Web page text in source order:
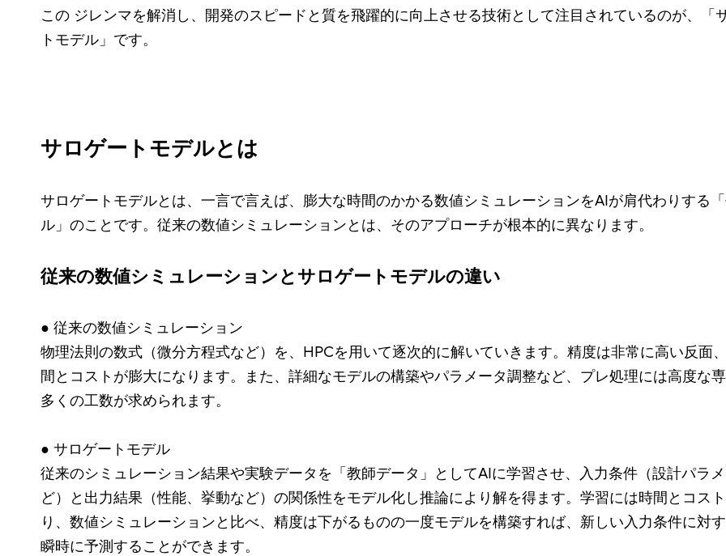
この ジレンマを解消し、開発のスピードと質を飛躍的に向上させる技術として注目されているのが、「
トモデル」です。
サロゲートモデルとは
サロゲートモデルとは、一言で言えば、膨大な時間のかかる数値シミュレーションをAIが肩代わりする
ル」のことです。従来の数値シミュレーションとは、そのアプローチが根本的に異なります。
従来の数値シミュレーションとサロゲートモデルの違い
● 従来の数値シミュレーション
物理法則の数式（微分方程式など）を、HPCを用いて逐次的に解いていきます。精度は非常に高い反面
間とコストが膨大になります。また、詳細なモデルの構築やパラメータ調整など、プレ処理には高度な
多くの工数が求められます。
● サロゲートモデル
従来のシミュレーション結果や実験データを「教師データ」としてAIに学習させ、入力条件（設計パラ
ど）と出力結果（性能、挙動など）の関係性をモデル化し推論により解を得ます。学習には時間とコス
り、数値シミュレーションと比べ、精度は下がるものの一度モデルを構築すれば、新しい入力条件に対
瞬時に予測することができます。